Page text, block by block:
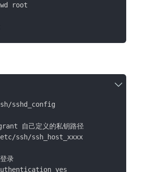
root
sshd_config
自己定义的私钥路径
ssh/ssh_host_xxxx
录
yes